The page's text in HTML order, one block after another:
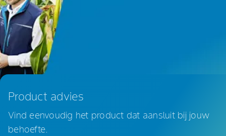
Product advies
Vind eenvoudig het product dat aansluit bij jouw
behoefte.